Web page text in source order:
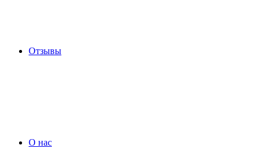
Отзывы
О нас